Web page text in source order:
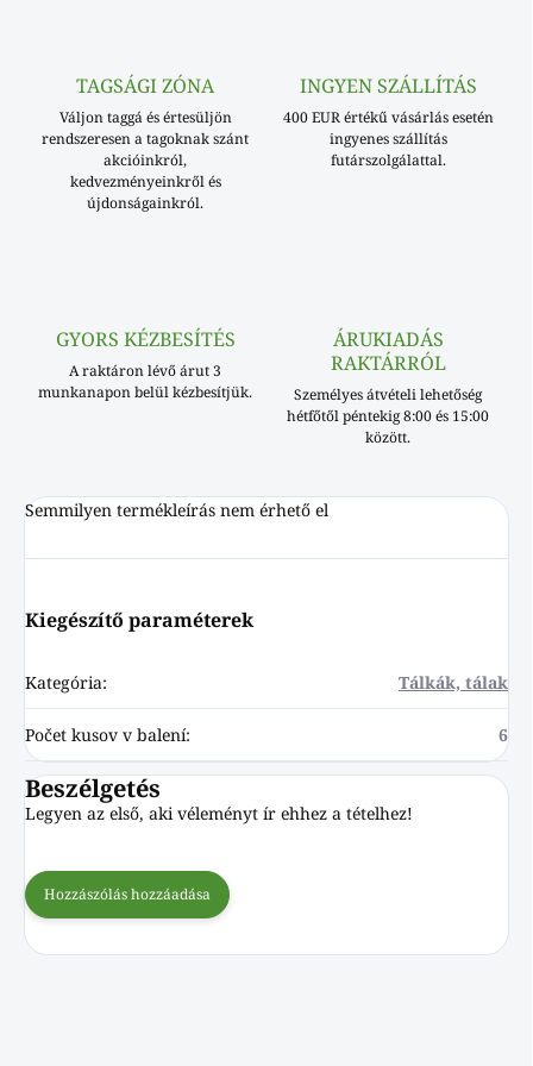
TAGSÁGI ZÓNA
Váljon taggá és értesüljön
rendszeresen a tagoknak szánt
akcióinkról,
kedvezményeinkről és
újdonságainkról.
INGYEN SZÁLLÍTÁS
400 EUR értékű vásárlás esetén
ingyenes szállítás
futárszolgálattal.
GYORS KÉZBESÍTÉS
A raktáron lévő árut 3
munkanapon belül kézbesítjük.
ÁRUKIADÁS
RAKTÁRRÓL
Személyes átvételi lehetőség
hétfőtől péntekig 8:00 és 15:00
között.
Semmilyen termékleírás nem érhető el
Kiegészítő paraméterek
Kategória: Tálkák, tálak
Počet kusov v balení: 6
Beszélgetés
Legyen az első, aki véleményt ír ehhez a tételhez!
Hozzászólás hozzáadása